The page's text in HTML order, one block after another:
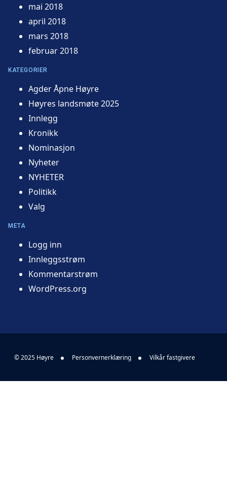
mai 2018
april 2018
mars 2018
februar 2018
KATEGORIER
Agder Åpne Høyre
Høyres landsmøte 2025
Innlegg
Kronikk
Nominasjon
Nyheter
NYHETER
Politikk
Valg
META
Logg inn
Innleggsstrøm
Kommentarstrøm
WordPress.org
© 2025 Høyre Personvernerklæring Vilkår fastgivere